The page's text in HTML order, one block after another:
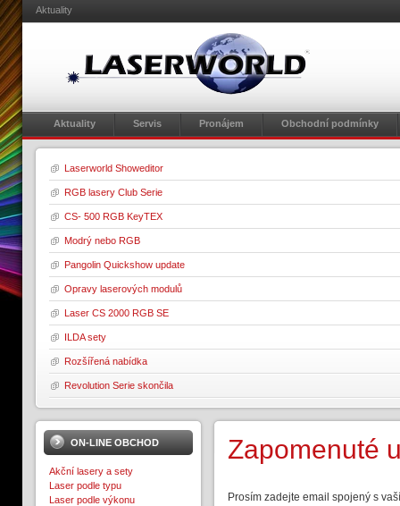
Aktuality
Aktuality Servis Pronájem Obchodní podmínky
Laserworld Showeditor
RGB lasery Club Serie
CS- 500 RGB KeyTEX
Modrý nebo RGB
Pangolin Quickshow update
Opravy laserových modulů
Laser CS 2000 RGB SE
ILDA sety
Rozšířená nabídka
Revolution Serie skončila
Zapomenuté
Prosím zadejte email spojený s
ON-LINE OBCHOD
Akční lasery a sety
Laser podle typu
Laser podle výkonu